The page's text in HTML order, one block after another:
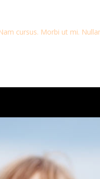
cursus. Morbi ut mi.